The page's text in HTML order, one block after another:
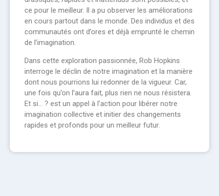
ce pour le meilleur. Il a pu observer les améliorations
en cours partout dans le monde. Des individus et des
communautés ont d’ores et déjà emprunté le chemin
de l’imagination.
Dans cette exploration passionnée, Rob Hopkins
interroge le déclin de notre imagination et la manière
dont nous pourrions lui redonner de la vigueur. Car,
une fois qu’on l’aura fait, plus rien ne nous résistera.
Et si… ? est un appel à l’action pour libérer notre
imagination collective et initier des changements
rapides et profonds pour un meilleur futur.